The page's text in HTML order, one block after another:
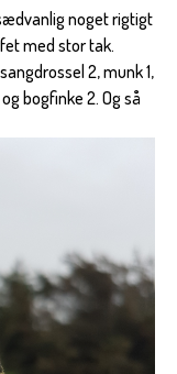
noget rigtigt
med stor tak.
2, munk 1,
bogfinke 2. Og så